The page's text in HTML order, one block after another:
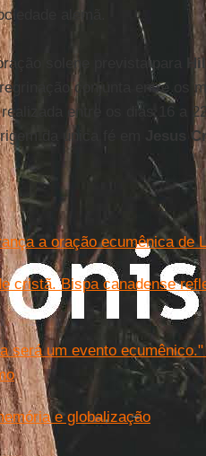
alemã.
solene prevista para
conjunta entre os
entre os dias 16 a
da única fé em Jesus
a oração ecumênica de
cristã. Bispa canadense
será um evento
e globalização